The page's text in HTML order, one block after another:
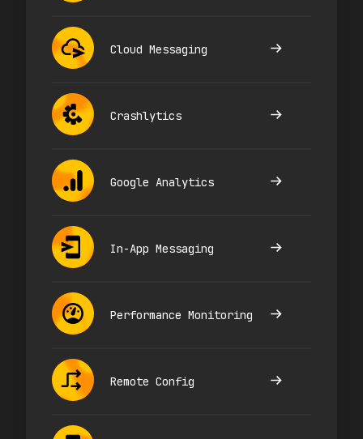
Cloud Messaging
Crashlytics
Google Analytics
In-App Messaging
Performance Monitoring
Remote Config